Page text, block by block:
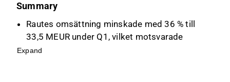
Summary
Rautes omsättning minskade med 36 % till
33,5 MEUR under Q1, vilket motsvarade
förväntningarna, men reflekterade en minskad
Expand